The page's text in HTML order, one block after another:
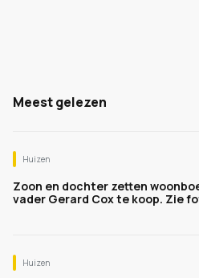
Meest gelezen
Huizen
Zoon en dochter zetten
vader Gerard Cox te koop. Zie
Huizen